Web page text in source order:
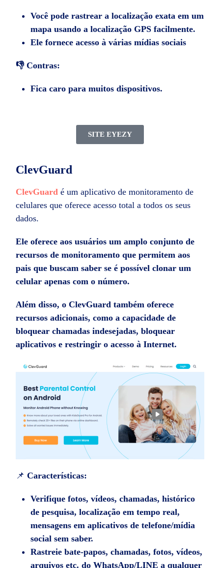
Você pode rastrear a localização exata em um
mapa usando a localização GPS facilmente.
Ele fornece acesso à várias mídias sociais
👎 Contras:
Fica caro para muitos dispositivos.
SITE EYEZY
ClevGuard
ClevGuard é um aplicativo de monitoramento de
celulares que oferece acesso total a todos os seus
dados.
Ele oferece aos usuários um amplo conjunto de
recursos de monitoramento que permitem aos
pais que buscam saber se é possível clonar um
celular apenas com o número.
Além disso, o ClevGuard também oferece
recursos adicionais, como a capacidade de
bloquear chamadas indesejadas, bloquear
aplicativos e restringir o acesso à Internet.
📌Características:
Verifique fotos, vídeos, chamadas, histórico
de pesquisa, localização em tempo real,
mensagens em aplicativos de telefone/mídia
social sem saber.
Rastreie bate-papos, chamadas, fotos, vídeos,
arquivos etc. do WhatsApp/LINE a qualquer